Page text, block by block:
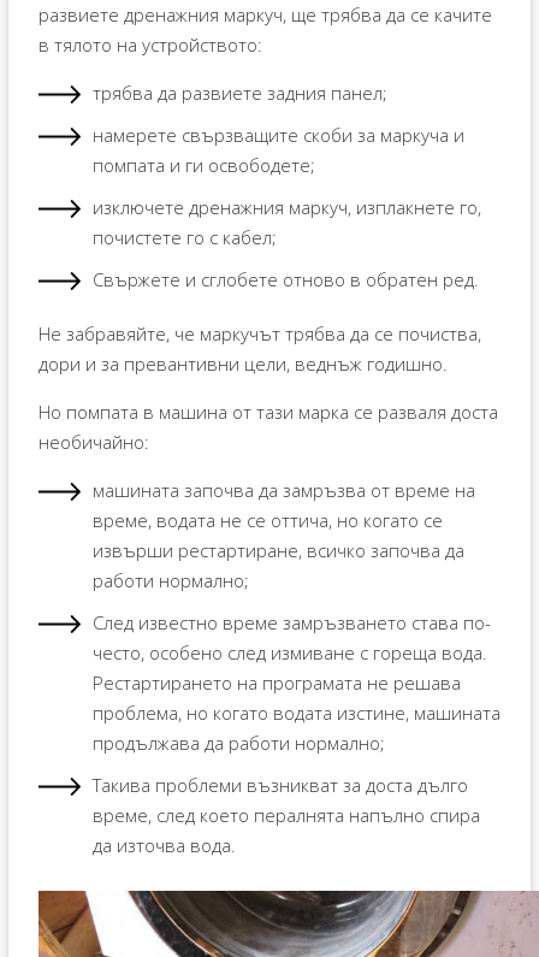
развиете дренажния маркуч, ще трябва да се качите
в тялото на устройството:
трябва да развиете задния панел;
намерете свързващите скоби за маркуча и
помпата и ги освободете;
изключете дренажния маркуч, изплакнете го,
почистете го с кабел;
Свържете и сглобете отново в обратен ред.
Не забравяйте, че маркучът трябва да се почиства,
дори и за превантивни цели, веднъж годишно.
Но помпата в машина от тази марка се разваля доста
необичайно:
машината започва да замръзва от време на
време, водата не се оттича, но когато се
извърши рестартиране, всичко започва да
работи нормално;
След известно време замръзването става по-
често, особено след измиване с гореща вода.
Рестартирането на програмата не решава
проблема, но когато водата изстине, машината
продължава да работи нормално;
Такива проблеми възникват за доста дълго
време, след което пералнята напълно спира
да източва вода.